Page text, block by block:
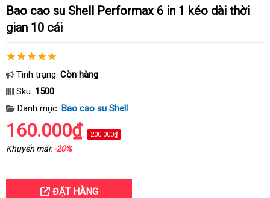
Bao cao su Shell Performax 6 in 1 kéo dài thời
gian 10 cái
Tình trạng: Còn hàng
Sku: 1500
Danh mục: Bao cao su Shell
160.000₫ 200.000₫
Khuyến mãi:-20%
ĐẶT HÀNG